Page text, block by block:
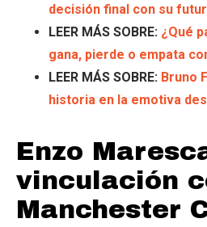
decisión final con su
LEER MÁS SOBRE: ¿Qué
gana, pierde o empata
LEER MÁS SOBRE: Bruno
historia en la emotiva
Enzo
vinculación
Manchester